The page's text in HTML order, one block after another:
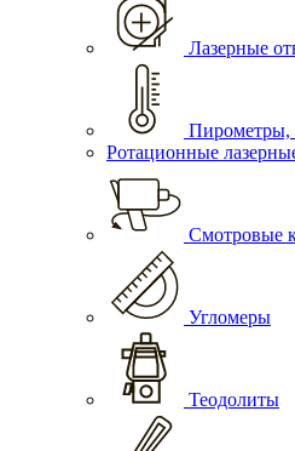
Лазерные
Пирометры,
Ротационные
Смотровые
Угломеры
Теодолиты